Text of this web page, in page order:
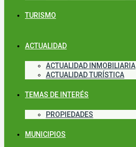
TURISMO
ACTUALIDAD
ACTUALIDAD INMOBILIARIA
ACTUALIDAD TURÍSTICA
TEMAS DE INTERÉS
PROPIEDADES
MUNICIPIOS